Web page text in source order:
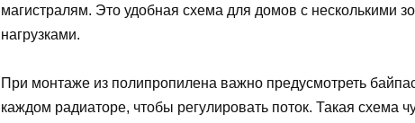
магистралям. Это удобная схема для домов с несколькими
нагрузками.
При монтаже из полипропилена важно предусмотреть
каждом радиаторе, чтобы регулировать поток. Такая схема